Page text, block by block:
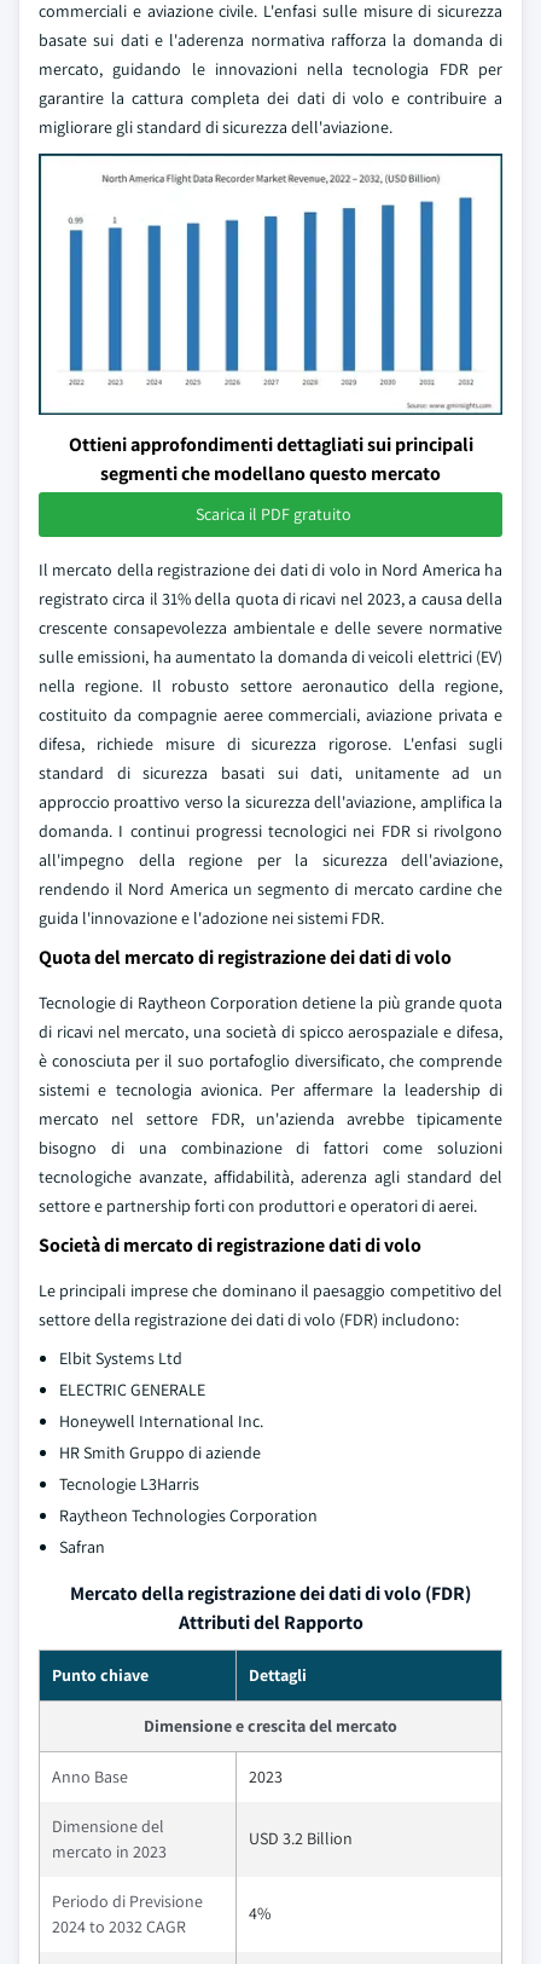
commerciali e aviazione civile. L'enfasi sulle misure di sicurezza
basate sui dati e l'aderenza normativa rafforza la domanda di
mercato, guidando le innovazioni nella tecnologia FDR per
garantire la cattura completa dei dati di volo e contribuire a
migliorare gli standard di sicurezza dell'aviazione.
Ottieni approfondimenti dettagliati sui principali
segmenti che modellano questo mercato
Scarica il PDF gratuito
Il mercato della registrazione dei dati di volo in Nord America ha
registrato circa il 31% della quota di ricavi nel 2023, a causa della
crescente consapevolezza ambientale e delle severe normative
sulle emissioni, ha aumentato la domanda di veicoli elettrici (EV)
nella regione. Il robusto settore aeronautico della regione,
costituito da compagnie aeree commerciali, aviazione privata e
difesa, richiede misure di sicurezza rigorose. L'enfasi sugli
standard di sicurezza basati sui dati, unitamente ad un
approccio proattivo verso la sicurezza dell'aviazione, amplifica la
domanda. I continui progressi tecnologici nei FDR si rivolgono
all'impegno della regione per la sicurezza dell'aviazione,
rendendo il Nord America un segmento di mercato cardine che
guida l'innovazione e l'adozione nei sistemi FDR.
Quota del mercato di registrazione dei dati di volo
Tecnologie di Raytheon Corporation detiene la più grande quota
di ricavi nel mercato, una società di spicco aerospaziale e difesa,
è conosciuta per il suo portafoglio diversificato, che comprende
sistemi e tecnologia avionica. Per affermare la leadership di
mercato nel settore FDR, un'azienda avrebbe tipicamente
bisogno di una combinazione di fattori come soluzioni
tecnologiche avanzate, affidabilità, aderenza agli standard del
settore e partnership forti con produttori e operatori di aerei.
Società di mercato di registrazione dati di volo
Le principali imprese che dominano il paesaggio competitivo del
settore della registrazione dei dati di volo (FDR) includono:
Elbit Systems Ltd
ELECTRIC GENERALE
Honeywell International Inc.
HR Smith Gruppo di aziende
Tecnologie L3Harris
Raytheon Technologies Corporation
Safran
Mercato della registrazione dei dati di volo (FDR)
Attributi del Rapporto
Punto chiave Dettagli
Dimensione e crescita del mercato
Anno Base 2023
Dimensione del
mercato in 2023
USD 3.2 Billion
Periodo di Previsione
2024 to 2032 CAGR
4%